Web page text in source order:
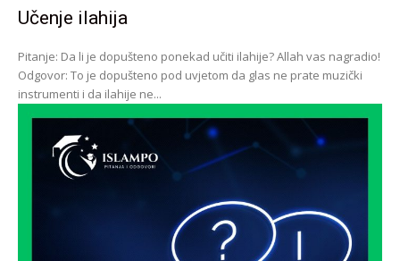
Učenje ilahija
Pitanje: Da li je dopušteno ponekad učiti ilahije? Allah vas nagradio!
Odgovor: To je dopušteno pod uvjetom da glas ne prate muzički
instrumenti i da ilahije ne...